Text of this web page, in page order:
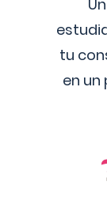
tu
en un